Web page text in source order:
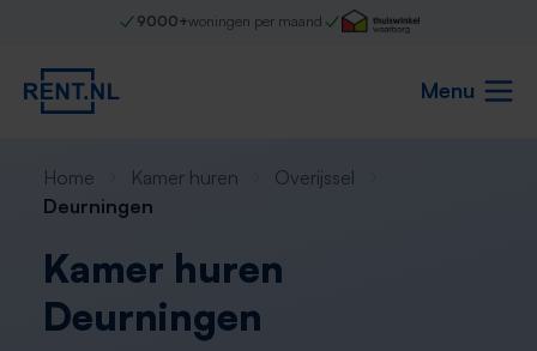
9000+woningen per maand
Menu
Home Kamer huren
Overijssel
Deurningen
Kamer huren
Deurningen